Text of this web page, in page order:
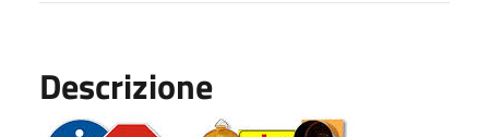
Descrizione